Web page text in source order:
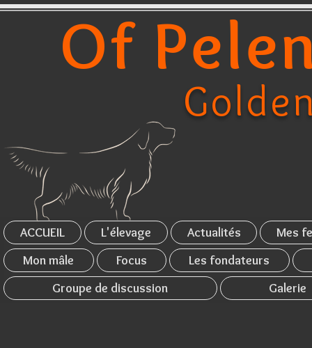
Of
ACCUEIL L'élevage Actualités
Mes
Mon mâle
Focus Les fondateurs
Groupe de discussion
Galerie